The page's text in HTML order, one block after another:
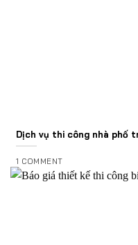
Dịch vụ thi công nhà phố
1 COMMENT